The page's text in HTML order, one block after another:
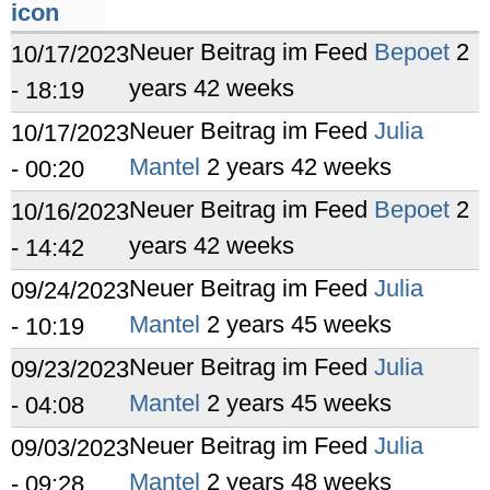
10/17/2023
- 18:19
Neuer Beitrag im Feed Bepoet 2
years 42 weeks
10/17/2023
- 00:20
Neuer Beitrag im Feed Julia
Mantel 2 years 42 weeks
10/16/2023
- 14:42
Neuer Beitrag im Feed Bepoet 2
years 42 weeks
09/24/2023
- 10:19
Neuer Beitrag im Feed Julia
Mantel 2 years 45 weeks
09/23/2023
- 04:08
Neuer Beitrag im Feed Julia
Mantel 2 years 45 weeks
09/03/2023
- 09:28
Neuer Beitrag im Feed Julia
Mantel 2 years 48 weeks